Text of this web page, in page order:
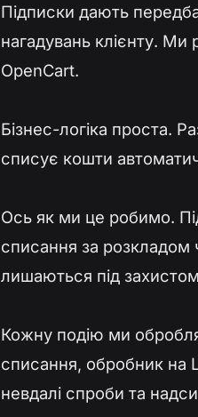
Підписки дають
нагадувань клієнту. Ми
OpenCart.
Бізнес-логіка проста.
списує кошти
Ось як ми це робимо.
списання за розкладом
лишаються під
Кожну подію ми
списання, обробник на
невдалі спроби та